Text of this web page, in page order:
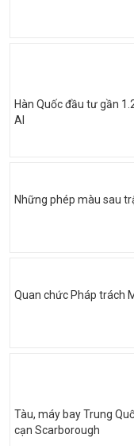
Hàn Quốc đầu tư gần
AI
Những phép màu sau
Quan chức Pháp trách
Tàu, máy bay Trung
cạn Scarborough